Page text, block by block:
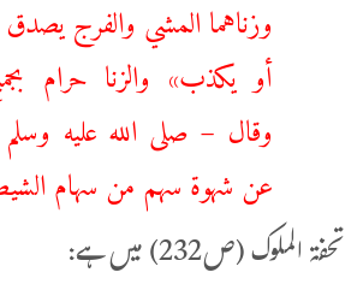
وزناهما المشي والفرج
أو يكذب» والزنا حرام
وقال – صلى الله عليه
عن شهوة سهم من سهام
تحفۃ الملوک (ص232) میں ہے: